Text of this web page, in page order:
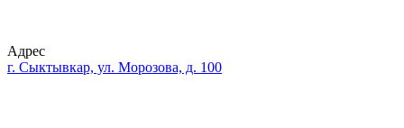
Адрес
г. Сыктывкар, ул. Морозова, д. 100